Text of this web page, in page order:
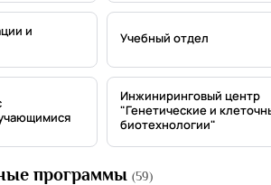
и
Учебный отдел
Инжиниринговый центр
"Генетические и
биотехнологии"
программы (59)